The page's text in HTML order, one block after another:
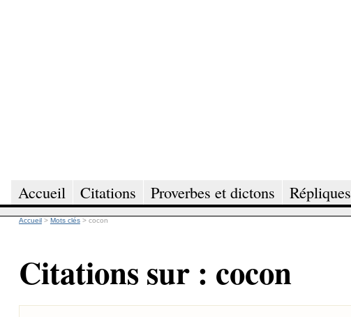
Accueil Citations Proverbes et dictons
Accueil > Mots clés > cocon
Citations sur : cocon